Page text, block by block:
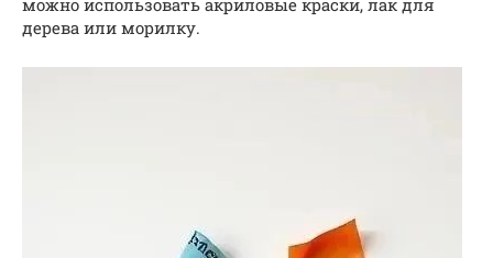
можно использовать акриловые краски, лак для
дерева или морилку.